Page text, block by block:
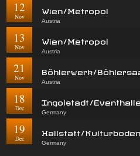
12
Nov
Wien/Metropol
Austria
13
Nov
Wien/Metropol
Austria
21
Nov
Böhlerwerk/
Austria
18
Dec
Ingolstadt/
Germany
19
Dec
Hallstatt/Kulturboden
Germany